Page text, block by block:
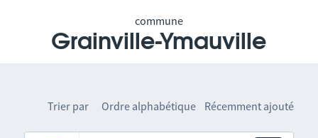
commune
Grainville-Ymauville
Trier par Ordre alphabétique Récemment ajouté